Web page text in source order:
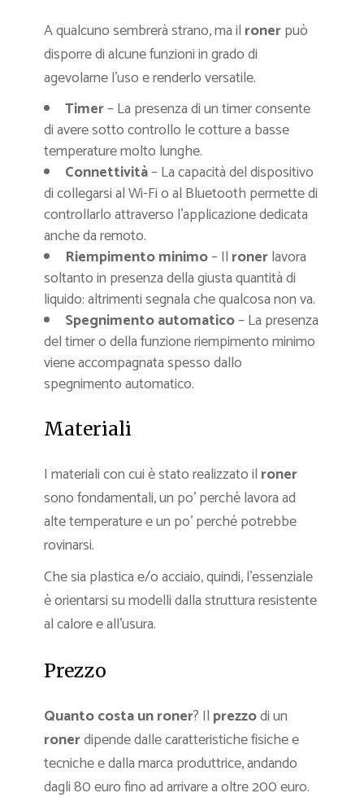
A qualcuno sembrerà strano, ma il ronerpuò
disporre di alcune funzioni in grado di
agevolarne l’uso e renderlo versatile.
Timer– La presenza di un timer consente
di avere sotto controllo le cotture a basse
temperature molto lunghe.
Connettività– La capacità del dispositivo
di collegarsi al Wi-Fi o al Bluetooth permette di
controllarlo attraverso l’applicazione dedicata
anche da remoto.
Riempimento minimo– Il ronerlavora
soltanto in presenza della giusta quantità di
liquido: altrimenti segnala che qualcosa non va.
Spegnimento automatico– La presenza
del timer o della funzione riempimento minimo
viene accompagnata spesso dallo
spegnimento automatico.
Materiali
I materiali con cui è stato realizzato il roner
sono fondamentali, un po’ perché lavora ad
alte temperature e un po’ perché potrebbe
rovinarsi.
Che sia plastica e/o acciaio, quindi, l’essenziale
è orientarsi su modelli dalla struttura resistente
al calore e all’usura.
Prezzo
Quanto costa un roner? Il prezzodi un
ronerdipende dalle caratteristiche fisiche e
tecniche e dalla marca produttrice, andando
dagli 80 euro fino ad arrivare a oltre 200 euro.